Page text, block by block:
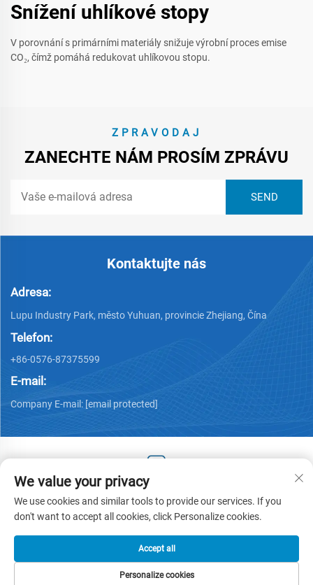
Snížení uhlíkové stopy
V porovnání s primárními materiály snižuje výrobní proces emise
CO₂, čímž pomáhá redukovat uhlíkovou stopu.
ZPRAVODAJ
ZANECHTE NÁM PROSÍM ZPRÁVU
Kontaktujte nás
Adresa:
Lupu Industry Park, město Yuhuan, provincie Zhejiang, Čína
Telefon:
+86-0576-87375599
E-mail:
Company E-mail: [email protected]
Copyright © 2025 by Zhejiang Hengjiang Plastic Co., Ltd. -
Zásady ochrany osobních údajů
We value your privacy
We use cookies and similar tools to provide our services. If you
don't want to accept all cookies, click Personalize cookies.
Personalize cookies
Accept all